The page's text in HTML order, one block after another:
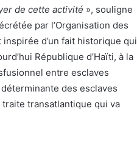
de cette activité », souligne
par l’Organisation des
inspirée d’un fait historique qui
République d’Haïti, à la
entre esclaves
des esclaves
transatlantique qui va